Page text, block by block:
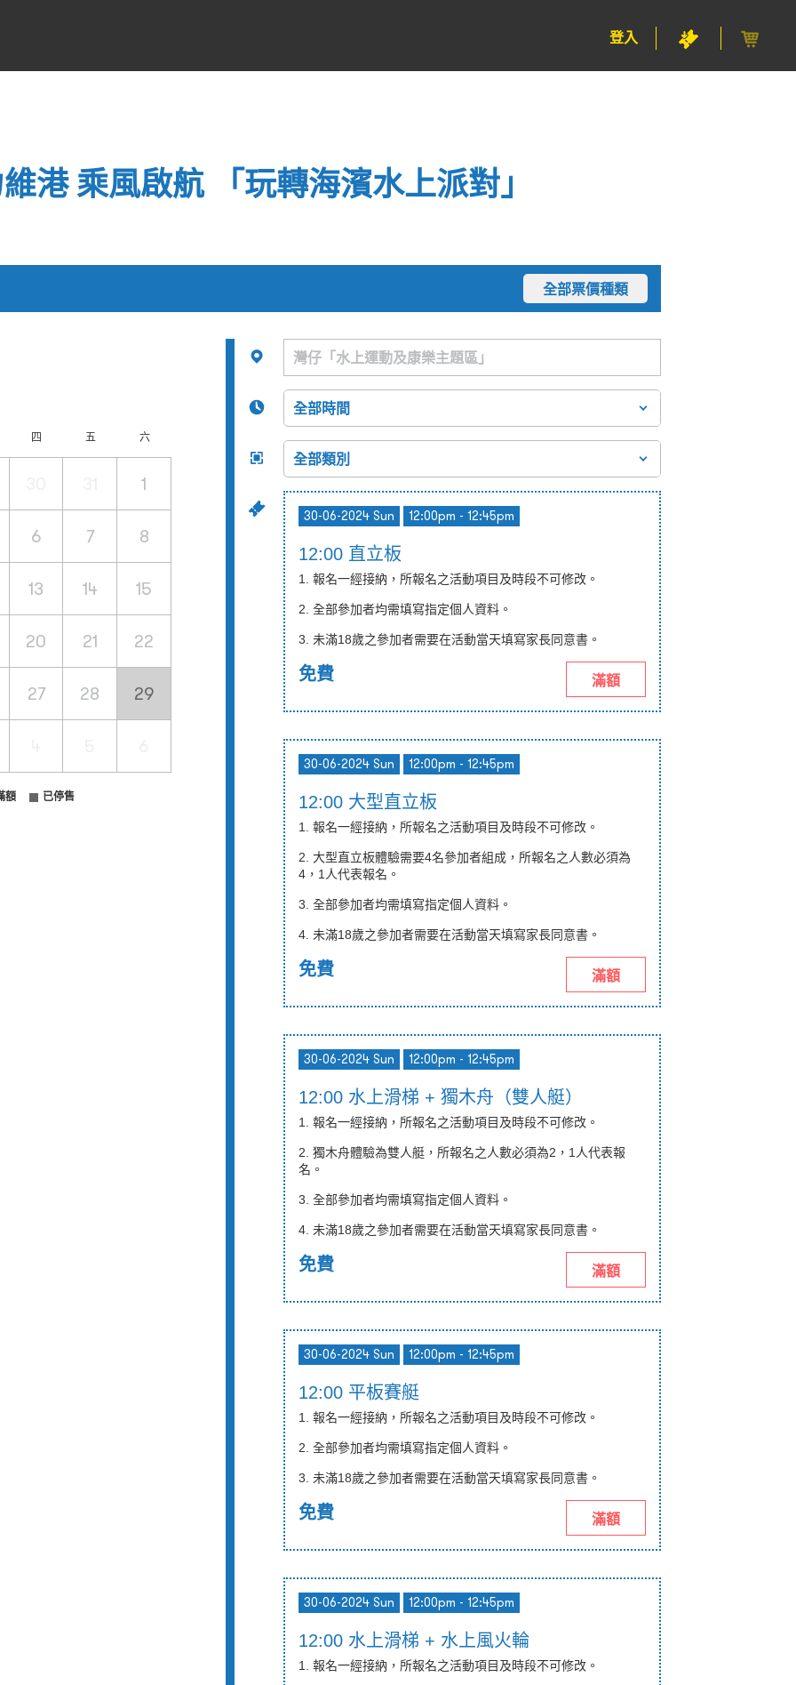
登入
港 乘風啟航 「玩轉海濱水上派對」
全部票價種類
四 五 六
1
6 7 8
13 14 15
20 21 22
27 28 29
額 已停售
30-06-2024 Sun 12:00pm - 12:45pm
12:00 直立板
1. 報名一經接納，所報名之活動項目及時段不可修改。
2. 全部參加者均需填寫指定個人資料。
3. 未滿18歲之參加者需要在活動當天填寫家長同意書 。
免費 滿額
30-06-2024 Sun 12:00pm - 12:45pm
12:00 大型直立板
1. 報名一經接納，所報名之活動項目及時段不可修改。
2. 大型直立板體驗需要4名參加者組成，所報名之人數必須為
4， 1 人代表報名。
3. 全部參加者均需填寫指定個人資料。
4. 未滿18歲之參加者需要在活動當天填寫家長同意書 。
免費 滿額
30-06-2024 Sun 12:00pm - 12:45pm
12:00 水上滑梯 + 獨木舟（雙人艇）
1. 報名一經接納，所報名之活動項目及時段不可修改。
2. 獨木舟體驗為雙人艇，所報名之人數必須為2， 1 人代表報
名。
3. 全部參加者均需填寫指定個人資料。
4. 未滿18歲之參加者需要在活動當天填寫家長同意書 。
免費 滿額
30-06-2024 Sun 12:00pm - 12:45pm
12:00 平板賽艇
1. 報名一經接納，所報名之活動項目及時段不可修改。
2. 全部參加者均需填寫指定個人資料。
3. 未滿18歲之參加者需要在活動當天填寫家長同意書 。
免費 滿額
30-06-2024 Sun 12:00pm - 12:45pm
12:00 水上滑梯 + 水上風火輪
1. 報名一經接納，所報名之活動項目及時段不可修改。